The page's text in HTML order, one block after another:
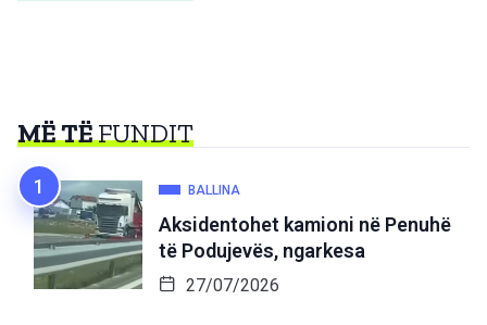
MË TËFUNDIT
BALLINA
Aksidentohet kamioni në Penuhë
të Podujevës, ngarkesa
27/07/2026